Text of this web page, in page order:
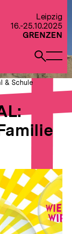
Leipzig
16.-25.10.2025
GRENZEN
öffnen
& Schule